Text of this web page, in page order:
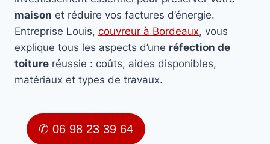
maison et réduire vos factures d’énergie.
Entreprise Louis, couvreur à Bordeaux, vous
explique tous les aspects d’une réfection de
toiture réussie : coûts, aides disponibles,
matériaux et types de travaux.
✆ 06 98 23 39 64